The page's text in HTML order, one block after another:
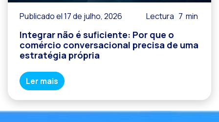
Publicado el 17 de julho, 2026 Lectura 7 min
Integrar não é suficiente: Por que o
comércio conversacional precisa de uma
estratégia própria
Ler mais